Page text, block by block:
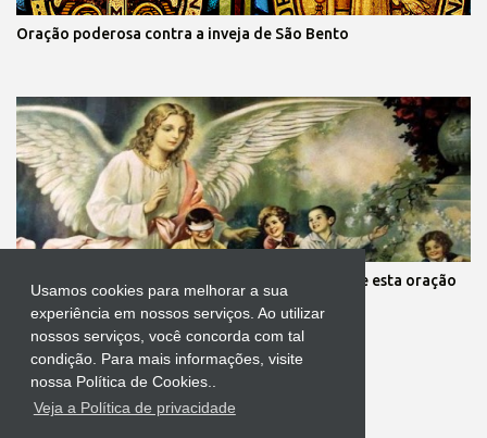
Usamos cookies para melhorar a sua
experiência em nossos serviços. Ao utilizar
nossos serviços, você concorda com tal
condição. Para mais informações, visite
nossa Política de Cookies..
Veja a Política de privacidade
Oração poderosa contra a inveja de São Bento
Mãe, você está preocupada com seus filhos? Reze esta oração
aos anjos da guarda deles
Tecnologia do Blogger